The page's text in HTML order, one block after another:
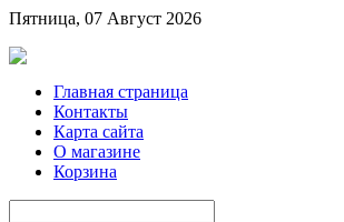
Пятница, 07 Август 2026
Главная страница
Контакты
Карта сайта
О магазине
Корзина